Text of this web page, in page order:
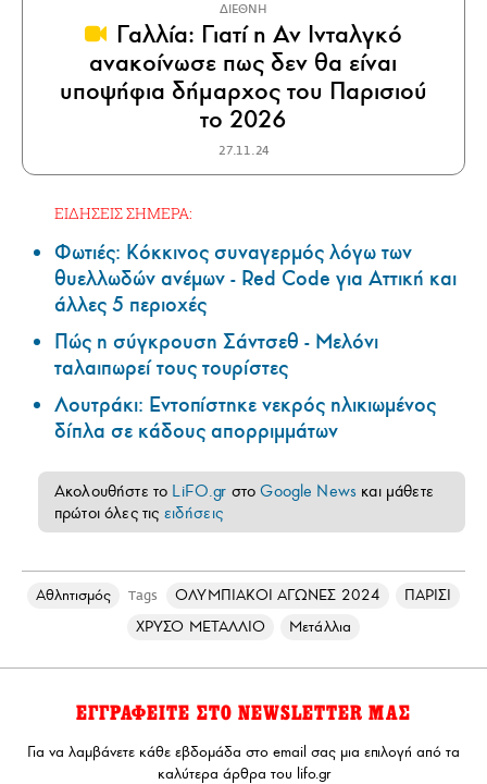
ΔΙΕΘΝΗ
Γαλλία: Γιατί η Αν Ινταλγκό
ανακοίνωσε πως δεν θα είναι
υποψήφια δήμαρχος του Παρισιού
το 2026
27.11.24
ΕΙΔΗΣΕΙΣ ΣΗΜΕΡΑ:
Φωτιές: Κόκκινος συναγερμός λόγω των
θυελλωδών ανέμων - Red Code για Αττική και
άλλες 5 περιοχές
Πώς η σύγκρουση Σάντσεθ - Μελόνι
ταλαιπωρεί τους τουρίστες
Λουτράκι: Εντοπίστηκε νεκρός ηλικιωμένος
δίπλα σε κάδους απορριμμάτων
Ακολουθήστε το LiFO.gr στοGoogle News και μάθετε
πρώτοι όλες τις ειδήσεις
Αθλητισμός Tags ΟΛΥΜΠΙΑΚΟΙ ΑΓΩΝΕΣ 2024
ΠΑΡΙΣΙ
ΧΡΥΣΟ ΜΕΤΑΛΛΙΟ
Μετάλλια
ΕΓΓΡΑΦΕΙΤΕ ΣΤΟ NEWSLETTER ΜΑΣ
Για να λαμβάνετε κάθε εβδομάδα στο email σας μια επιλογή από τα
καλύτερα άρθρα του lifo.gr